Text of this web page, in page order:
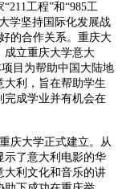
工程”和“985工
学坚持国际化发展战
的合作关系。重庆大
成立重庆大学意大
目为帮助中国大陆地
大利，旨在帮助学生
完成学业并有机会在
庆大学正式建立。从
示了意大利电影的华
大利文化和音乐的讲